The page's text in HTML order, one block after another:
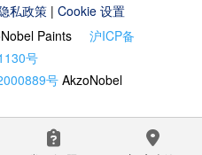
私政策 |Cookie 设置
Paints沪ICP备
号
号 AkzoNobel